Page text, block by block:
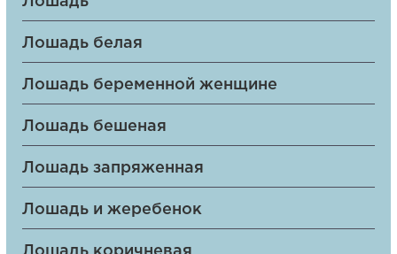
Лошадь белая
Лошадь беременной женщине
Лошадь бешеная
Лошадь запряженная
Лошадь и жеребенок